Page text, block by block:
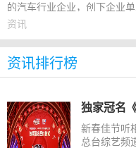
的汽车行业企业，创下企业
目前比亚迪已全面贯通新
资讯
资讯排行榜
新春佳节听
总台综艺频